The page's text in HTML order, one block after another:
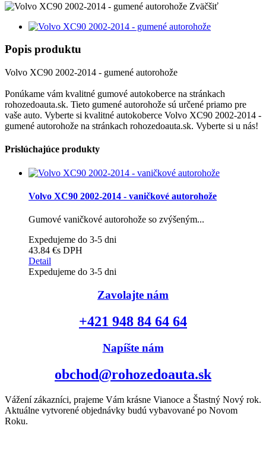
Zväčšiť
Popis produktu
Volvo XC90 2002-2014 - gumené autorohože
Ponúkame vám kvalitné gumové autokoberce na stránkach
rohozedoauta.sk. Tieto gumené autorohože sú určené priamo pre
vaše auto. Vyberte si kvalitné autokoberce Volvo XC90 2002-2014 -
gumené autorohože na stránkach rohozedoauta.sk. Vyberte si u nás!
Prislúchajúce produkty
Volvo XC90 2002-2014 - vaničkové autorohože
Gumové vaničkové autorohože so zvýšeným...
Expedujeme do 3-5 dni
43.84 €s DPH
Detail
Expedujeme do 3-5 dni
Zavolajte nám
+421 948 84 64 64
Napíšte nám
obchod@rohozedoauta.sk
Vážení zákazníci, prajeme Vám krásne Vianoce a Štastný Nový rok.
Aktuálne vytvorené objednávky budú vybavované po Novom
Roku.